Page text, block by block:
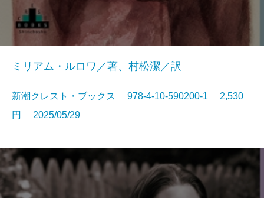
ミリアム・ルロワ／著、村松潔／訳
新潮クレスト・ブックス 978-4-10-590200-1 2,530
円 2025/05/29